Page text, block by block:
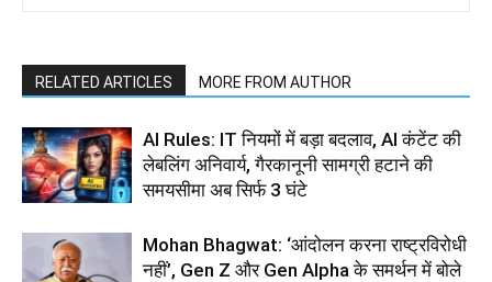
RELATED ARTICLES MORE FROM AUTHOR
AI Rules: IT नियमों में बड़ा बदलाव, AI कंटेंट की
लेबलिंग अनिवार्य, गैरकानूनी सामग्री हटाने की
समयसीमा अब सिर्फ 3 घंटे
Mohan Bhagwat: ‘आंदोलन करना राष्ट्रविरोधी
नहीं’, Gen Z और Gen Alpha के समर्थन में बोले